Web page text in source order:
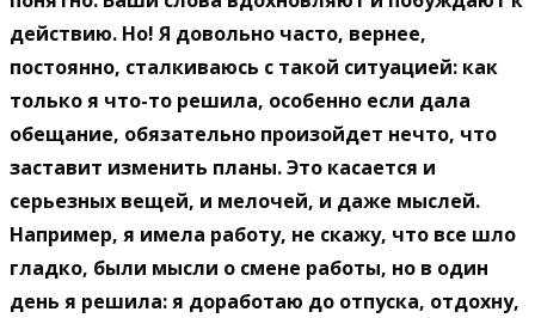
действию. Но! Я довольно часто, вернее,
постоянно, сталкиваюсь с такой ситуацией: как
только я что-то решила, особенно если дала
обещание, обязательно произойдет нечто, что
заставит изменить планы. Это касается и
серьезных вещей, и мелочей, и даже мыслей.
Например, я имела работу, не скажу, что все шло
гладко, были мысли о смене работы, но в один
день я решила: я доработаю до отпуска, отдохну,